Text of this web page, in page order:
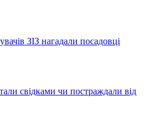
ЗІЗ нагадали посадовці
свідками чи постраждали від